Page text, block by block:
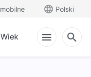
Polski
303
dzień:
rodzaju